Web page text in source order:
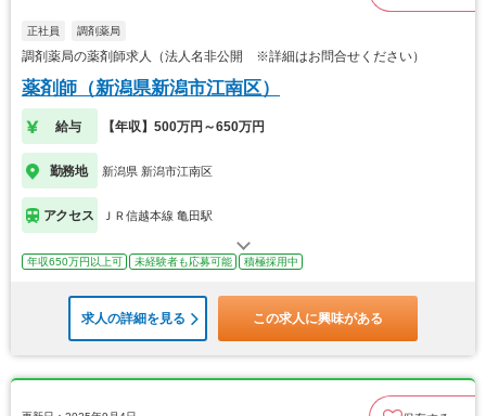
正社員 調剤薬局
調剤薬局の薬剤師求人（法人名非公開 ※詳細はお問合せください）
薬剤師（新潟県新潟市江南区）
給与 【年収】500万円～650万円
勤務地 新潟県 新潟市江南区
アクセス ＪＲ信越本線 亀田駅
年収650万円以上可 未経験者も応募可能 積極採用中
求人の詳細を見る この求人に興味がある